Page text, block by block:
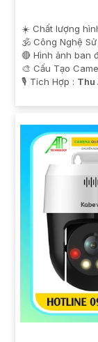
☀️ Chất lượng
🕉️ Công Nghệ Sử
🔴 Hình ảnh ban
🎨 Cấu Tạo
️🎙 Tích Hợp : Thu